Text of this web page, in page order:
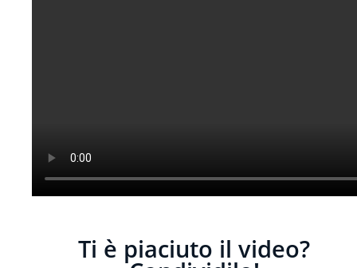
Ti è piaciuto il video?